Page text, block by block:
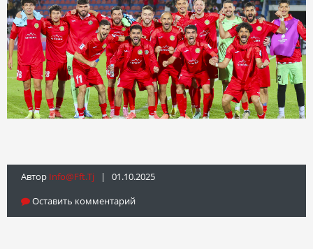
Автор Info@fft.tj | 01.10.2025
Оставить комментарий